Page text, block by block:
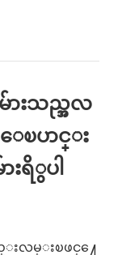
ားသည္အလ
ၿပာင္း
းရိွပါ
းလမ္းၿဖင္႔ေ